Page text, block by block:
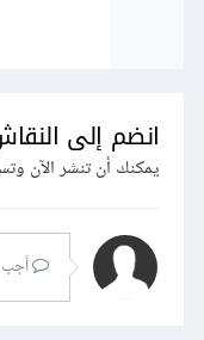
انضم إلى
يمكنك أن تنشر الآن
أجب